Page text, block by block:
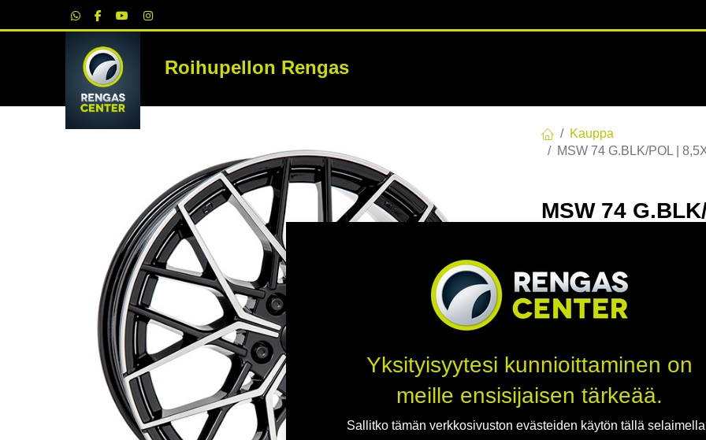
Roihupellon RengasRENKAAT
Kauppa
MSW 74 G.BLK/POL |
MSW 74
EAN: 8027529169294
Tällä tuotteella ei ole
Jaa
Yksityisyytesi kunnioittaminen on
meille ensisijaisen tärkeää.
Sallitko tämän verkkosivuston evästeiden käytön tällä